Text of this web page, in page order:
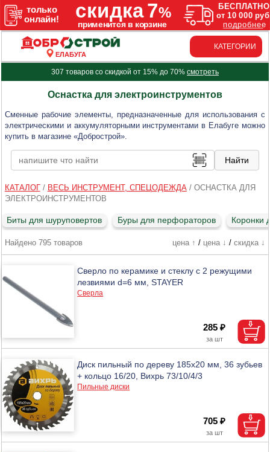
ЕЛАБУГА
КАТЕГОРИИ
307 товаров со скидкой от 15% до 70% смотреть
Оснастка для электроинструментов
Сменные рабочие элементы, предназначенные для использования с
электрическими и аккумуляторными инструментами в Елабуге можно
купить в магазине «Добрострой».
КАТАЛОГ/ ВЕСЬ ИНСТРУМЕНТ, СПЕЦОДЕЖДА/ ОСНАСТКА ДЛЯ
ЭЛЕКТРОИНСТРУМЕНТОВ
Биты для шуруповертов Буры для перфораторов Коронки
Найдено 795 товаров цена ↑ / цена ↓ / скидка ↓
Сверло по керамике и стеклу с 2 режущими
лезвиями d=6 мм, STAYER
Сверла
285 ₽
Диск пильный по дереву 185х20 мм, 36 зубьев
+ кольцо 16/20, Вихрь 73/10/4/3
Пильные диски
705 ₽